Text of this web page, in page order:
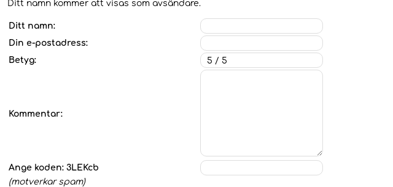
Ditt namn kommer att visas som avsändare.
Ditt namn:
Din e-postadress:
Betyg:
Kommentar:
Ange koden: 3LEKcb
(motverkar spam)